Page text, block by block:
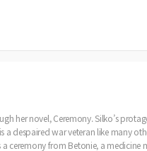
her novel, Ceremony. Silko’s
a despaired war veteran like many
ceremony from Betonie, a medicine